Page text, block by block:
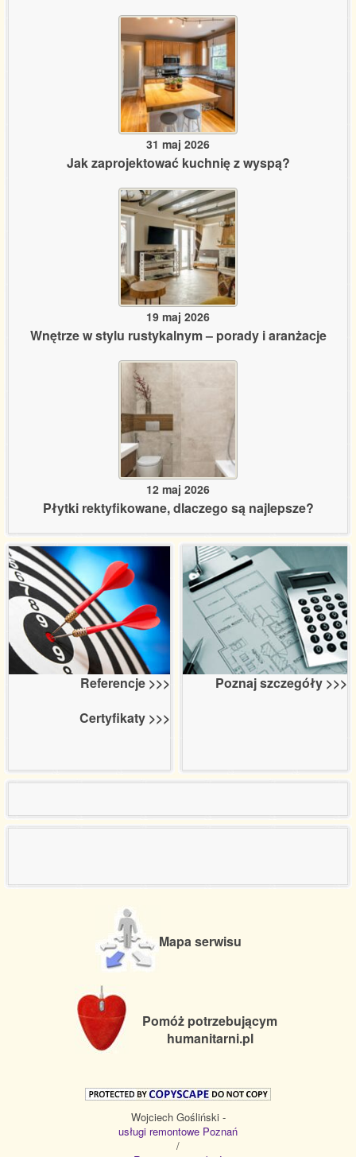
31 maj 2026
Jak zaprojektować kuchnię z wyspą?
19 maj 2026
Wnętrze w stylu rustykalnym – porady i aranżacje
12 maj 2026
Płytki rektyfikowane, dlaczego są najlepsze?
Referencje >>>
Certyfikaty >>>
Poznaj szczegóły >>>
Mapa serwisu
Pomóż potrzebującym
humanitarni.pl
Wojciech Gośliński -
usługi remontowe Poznań
/